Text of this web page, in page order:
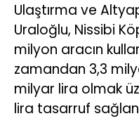
Ulaştırma ve
Uraloğlu, Nissibi
milyon aracın
zamandan 3,3
milyar lira olmak
lira tasarruf